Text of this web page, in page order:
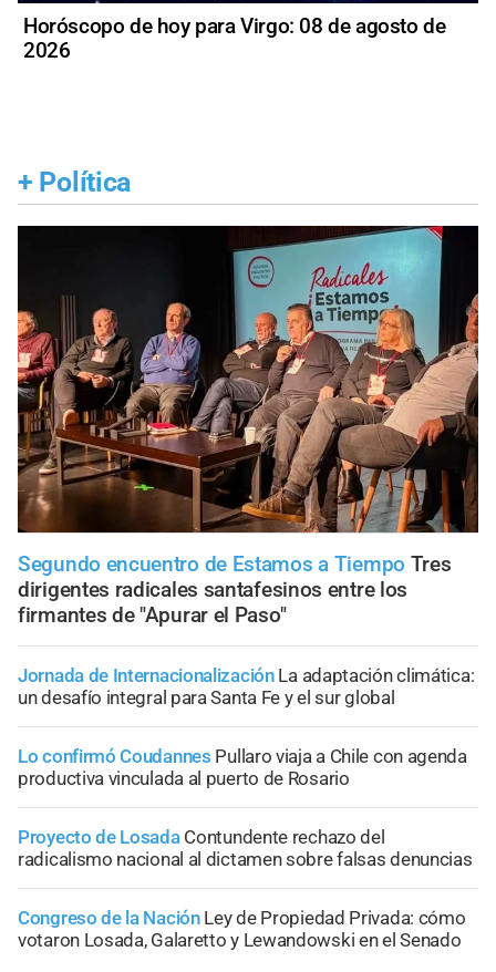
Horóscopo de hoy para Virgo: 08 de agosto de
2026
+ Política
Segundo encuentro de Estamos a Tiempo Tres
dirigentes radicales santafesinos entre los
firmantes de "Apurar el Paso"
Jornada de Internacionalización La adaptación climática:
un desafío integral para Santa Fe y el sur global
Lo confirmó Coudannes Pullaro viaja a Chile con agenda
productiva vinculada al puerto de Rosario
Proyecto de Losada Contundente rechazo del
radicalismo nacional al dictamen sobre falsas denuncias
Congreso de la Nación Ley de Propiedad Privada: cómo
votaron Losada, Galaretto y Lewandowski en el Senado